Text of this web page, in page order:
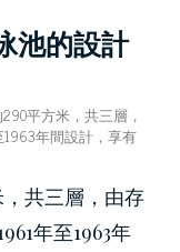
池的設計
平方米，共三層，
1963年間設計，享有
共三層，由存
年至1963年